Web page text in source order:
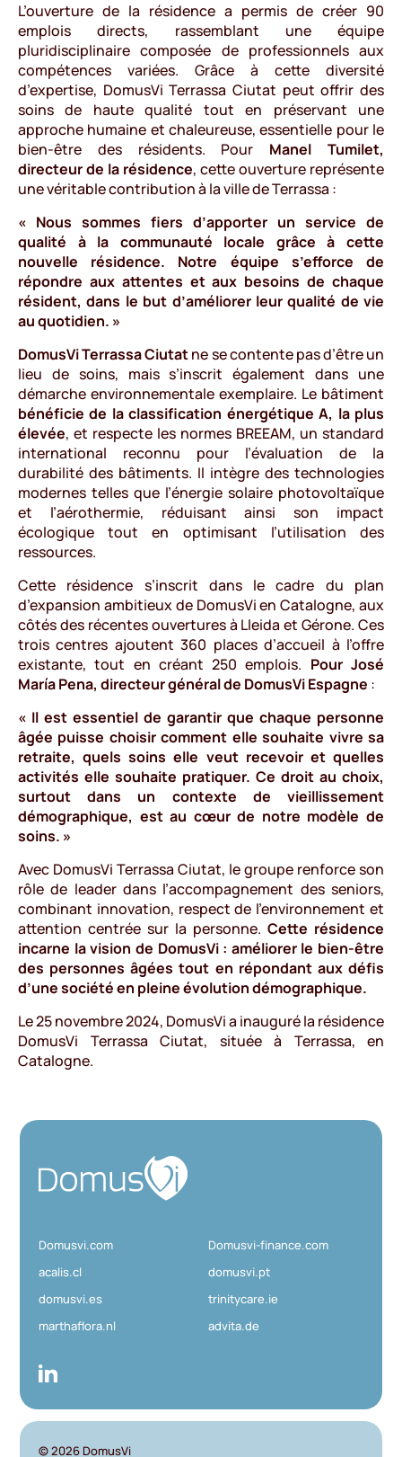
L’ouverture de la résidence a permis de créer 90
emplois directs, rassemblant une équipe
pluridisciplinaire composée de professionnels aux
compétences variées. Grâce à cette diversité
d’expertise, DomusVi Terrassa Ciutat peut offrir des
soins de haute qualité tout en préservant une
approche humaine et chaleureuse, essentielle pour le
bien-être des résidents. Pour Manel Tumilet,
directeur de la résidence, cette ouverture représente
une véritable contribution à la ville de Terrassa :
« Nous sommes fiers d’apporter un service de
qualité à la communauté locale grâce à cette
nouvelle résidence. Notre équipe s’efforce de
répondre aux attentes et aux besoins de chaque
résident, dans le but d’améliorer leur qualité de vie
au quotidien. »
DomusVi Terrassa Ciutatne se contente pas d’être un
lieu de soins, mais s’inscrit également dans une
démarche environnementale exemplaire. Le bâtiment
bénéficie de la classification énergétique A, la plus
élevée, et respecte les normes BREEAM, un standard
international reconnu pour l’évaluation de la
durabilité des bâtiments. Il intègre des technologies
modernes telles que l’énergie solaire photovoltaïque
et l’aérothermie, réduisant ainsi son impact
écologique tout en optimisant l’utilisation des
ressources.
Cette résidence s’inscrit dans le cadre du plan
d’expansion ambitieux de DomusVi en Catalogne, aux
côtés des récentes ouvertures à Lleida et Gérone. Ces
trois centres ajoutent 360 places d’accueil à l’offre
existante, tout en créant 250 emplois. Pour José
María Pena, directeur général de DomusVi Espagne :
« Il est essentiel de garantir que chaque personne
âgée puisse choisir comment elle souhaite vivre sa
retraite, quels soins elle veut recevoir et quelles
activités elle souhaite pratiquer. Ce droit au choix,
surtout dans un contexte de vieillissement
démographique, est au cœur de notre modèle de
soins. »
Avec DomusVi Terrassa Ciutat, le groupe renforce son
rôle de leader dans l’accompagnement des seniors,
combinant innovation, respect de l’environnement et
attention centrée sur la personne. Cette résidence
incarne la vision de DomusVi : améliorer le bien-être
des personnes âgées tout en répondant aux défis
d’une société en pleine évolution démographique.
Le 25 novembre 2024, DomusVi a inauguré la résidence
DomusVi Terrassa Ciutat, située à Terrassa, en
Catalogne.
Domusvi.com
Domusvi-finance.com
acalis.cl
domusvi.pt
domusvi.es
trinitycare.ie
marthaflora.nl
advita.de
© 2026 DomusVi